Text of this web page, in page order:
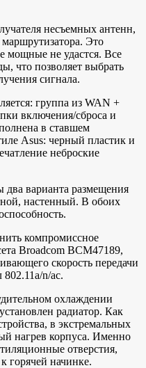
несъемных антенн,
Это
мощные не удастся. Все
что позволяет выбрать
сигнала.
группа из WAN +
включения/сброса и
в ставшем
Asus: черный пластик и
неброские
варианта размещения
настенный. В обоих
компромиссное
Broadcom BCM47189,
скорость передачи
n/ac.
охлаждении
радиатор. Как
в экстремальных
нагрев корпуса. Именно
отверстия,
горячей начинке.